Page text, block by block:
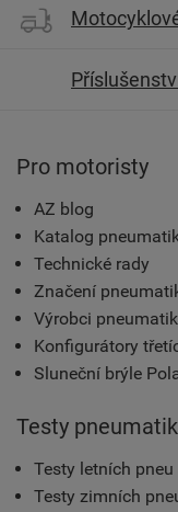
Pro motoristy
AZ blog
Katalog
Technické rady
Značení
Výrobci pneumatik
Konfigurátory
Sluneční brýle
Testy pneumatik
Testy letních pneu
Testy zimních